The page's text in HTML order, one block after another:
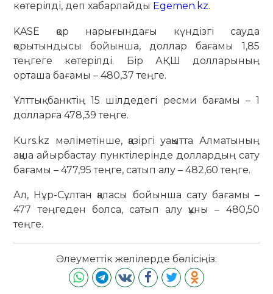
көтерілді, деп хабарлайды Egemen.kz.
KASE қор нарығындағы күндізгі сауда
қорытындысы бойынша, доллар бағамы 1,85
теңгеге көтерілді. Бір АҚШ долларының
орташа бағамы – 480,37 теңге.
Ұлттық банктің 15 шілдедегі ресми бағамы – 1
долларға 478,39 теңге.
Kurs.kz мәліметінше, қазіргі уақытта Алматының
ақша айырбастау пунктілерінде доллардың сату
бағамы – 477,95 теңге, сатып алу – 482,60 теңге.
Ал, Нұр-Сұлтан қаласы бойынша сату бағамы –
477 теңгеден болса, сатып алу құны – 480,50
теңге.
Әлеуметтік желілерде бөлісіңіз: